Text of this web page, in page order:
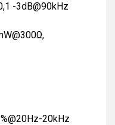
-3dB@90kHz
20kHz